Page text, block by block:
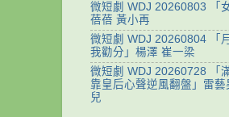
微短劇 WDJ 20260803 「
蓓蓓 黃小再
微短劇 WDJ 20260804 「
我勸分」楊澤 崔一梁
微短劇 WDJ 20260728 「
靠皇后心聲逆風翻盤」雷藝
兒